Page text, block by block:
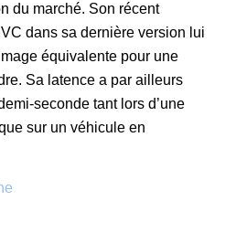
du marché. Son récent
dans sa dernière version lui
équivalente pour une
Sa latence a par ailleurs
seconde tant lors d’une
sur un véhicule en